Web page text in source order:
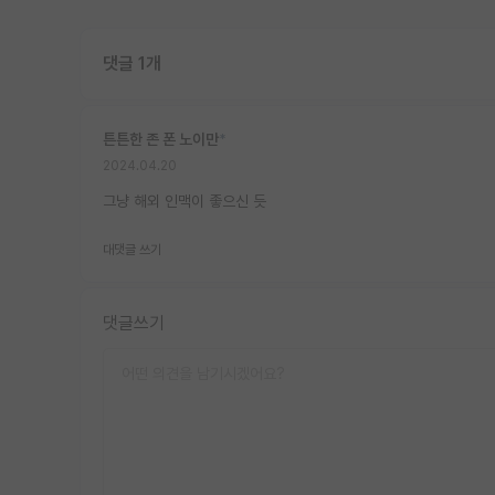
댓글 1개
튼튼한 존 폰 노이만
그냥 해외 인맥이 좋으신 듯
대댓글 쓰기
댓글쓰기